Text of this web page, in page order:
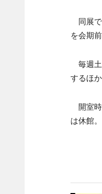
同展で
を会期
毎週土
するほ
開室時
は休館